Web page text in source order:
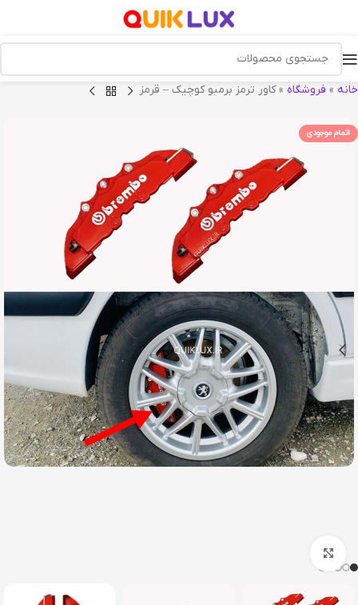
خانه » فروشگاه »کاور ترمز برمبو کوچیک – قرمز
اتمام موجودی